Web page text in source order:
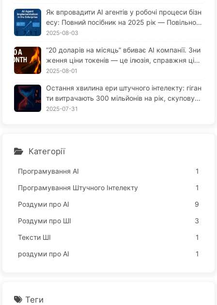
приріст продуктивності до 90%? — Повільно в
чимося AI169
Як впровадити AI агентів у робочі процеси бізн
есу: Повний посібник на 2025 рік — Повільно в
ивчайте AI 166
2025-08-03
“20 доларів на місяць” вбиває AI компанії. Зни
ження ціни токенів — це ілюзія, справжня ціна
AI — це твоя жадібність — повільно вчимо AI1
2025-08-01
Остання хвилина ери штучного інтелекту: гіган
ти витрачають 300 мільйонів на рік, скуповуют
ь обчислювальні потужності, забирають ваш с
2025-07-31
Категорії
Програмування АІ
1
Програмування Штучного Інтелекту
1
Роздуми про AI
9
Роздуми про ШІ
3
Тексти ШІ
1
роздуми про AI
1
Теги